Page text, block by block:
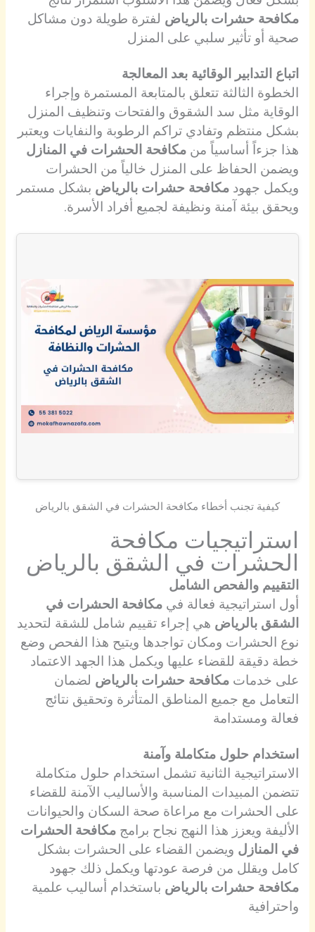
مكافحة حشرات بالرياض لفترة طويلة دون مشاكل
صحية أو تأثير سلبي على المنزل
اتباع التدابير الوقائية بعد المعالجة
الخطوة الثالثة تتعلق بالمتابعة المستمرة وإجراء
الوقاية مثل سد الشقوق والفتحات وتنظيف المنزل
بشكل منتظم وتفادي تراكم الرطوبة والنفايات ويعتبر
هذا جزءاً أساسياً منمكافحة الحشرات في المنازل
ويضمن الحفاظ على المنزل خالياً من الحشرات
ويكمل جهودمكافحة حشرات بالرياض بشكل مستمر
ويحقق بيئة آمنة ونظيفة لجميع أفراد الأسرة.
كيفية تجنب أخطاء مكافحة الحشرات في الشقق بالرياض
استراتيجيات مكافحة
الحشرات في الشقق بالرياض
التقييم والفحص الشامل
أول استراتيجية فعالة فيمكافحة الحشرات في
الشقق بالرياض هي إجراء تقييم شامل للشقة لتحديد
نوع الحشرات ومكان تواجدها ويتيح هذا الفحص وضع
خطة دقيقة للقضاء عليها ويكمل هذا الجهد الاعتماد
على خدماتمكافحة حشرات بالرياض لضمان
التعامل مع جميع المناطق المتأثرة وتحقيق نتائج
فعالة ومستدامة
استخدام حلول متكاملة وآمنة
الاستراتيجية الثانية تشمل استخدام حلول متكاملة
تتضمن المبيدات المناسبة والأساليب الآمنة للقضاء
على الحشرات مع مراعاة صحة السكان والحيوانات
الأليفة ويعزز هذا النهج نجاح برامجمكافحة الحشرات
في المنازل ويضمن القضاء على الحشرات بشكل
كامل ويقلل من فرصة عودتها ويكمل ذلك جهود
مكافحة حشرات بالرياض باستخدام أساليب علمية
واحترافية